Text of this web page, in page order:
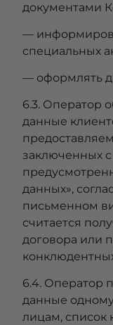
документами
—
специальных
— оформлять
6.3. Оператор
данные
заключенных
данных»,
письменном
считается
договора или
6.4. Оператор
данные
лицам, список